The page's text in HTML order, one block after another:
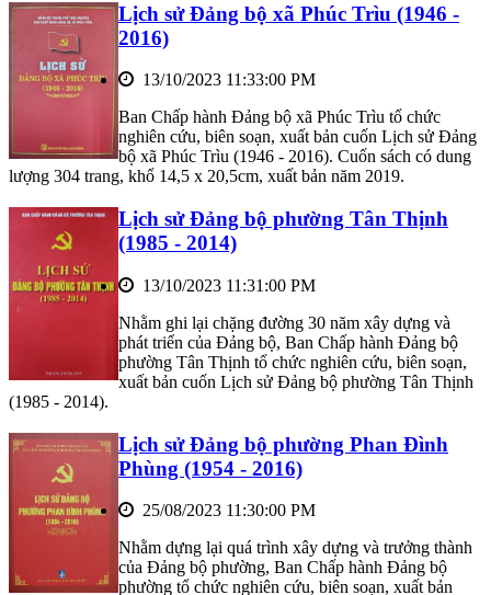
Lịch sử Đảng bộ xã Phúc Trìu (1946 -
2016)
13/10/2023 11:33:00 PM
Ban Chấp hành Đảng bộ xã Phúc Trìu tổ chức
nghiên cứu, biên soạn, xuất bản cuốn Lịch sử Đảng
bộ xã Phúc Trìu (1946 - 2016). Cuốn sách có dung
lượng 304 trang, khổ 14,5 x 20,5cm, xuất bản năm 2019.
Lịch sử Đảng bộ phường Tân Thịnh
(1985 - 2014)
13/10/2023 11:31:00 PM
Nhằm ghi lại chặng đường 30 năm xây dựng và
phát triển của Đảng bộ, Ban Chấp hành Đảng bộ
phường Tân Thịnh tổ chức nghiên cứu, biên soạn,
xuất bản cuốn Lịch sử Đảng bộ phường Tân Thịnh
(1985 - 2014).
Lịch sử Đảng bộ phường Phan Đình
Phùng (1954 - 2016)
25/08/2023 11:30:00 PM
Nhằm dựng lại quá trình xây dựng và trưởng thành
của Đảng bộ phường, Ban Chấp hành Đảng bộ
phường tổ chức nghiên cứu, biên soạn, xuất bản